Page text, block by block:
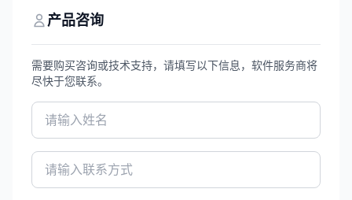
国内NDR市场第一。
产品咨询
需要购买咨询或技术支持，请填写以下信息，软件服务商将
尽快于您联系。